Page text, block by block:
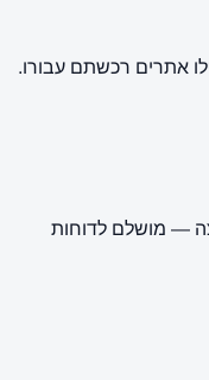
— מושלם לדוחות